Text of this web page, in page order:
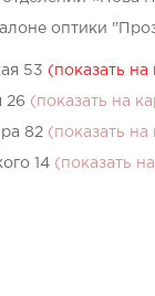
оптики
53 (показать на
26 (показать на
82 (показать на
14 (показать